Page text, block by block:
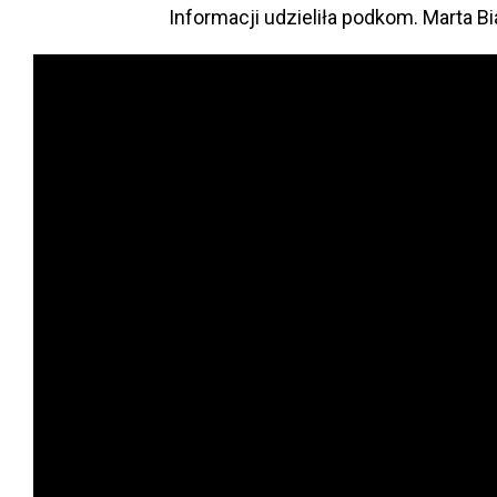
Informacji udzieliła podkom. Marta